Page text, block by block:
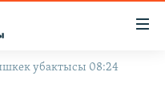
убактысы 08:24